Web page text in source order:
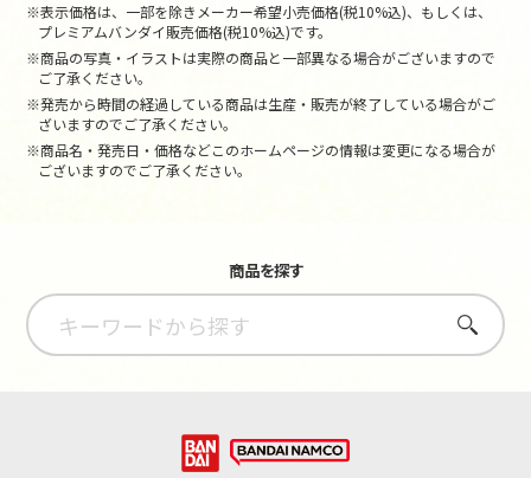
※表示価格は、一部を除きメーカー希望小売価格(税10%込)、もしくは、
プレミアムバンダイ販売価格(税10%込)です。
※商品の写真・イラストは実際の商品と一部異なる場合がございますので
ご了承ください。
※発売から時間の経過している商品は生産・販売が終了している場合がご
ざいますのでご了承ください。
※商品名・発売日・価格などこのホームページの情報は変更になる場合が
ございますのでご了承ください。
商品を探す
さがす